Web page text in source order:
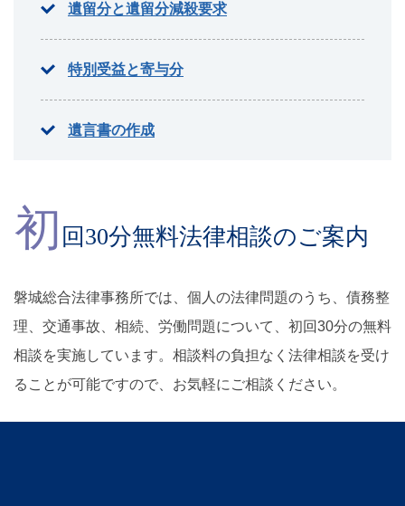
遺留分と遺留分減殺要求
特別受益と寄与分
遺言書の作成
初 回30分無料法律相談のご案内
磐城総合法律事務所では、個人の法律問題のうち、債務整
理、交通事故、相続、労働問題について、初回30分の無料
相談を実施しています。相談料の負担なく法律相談を受け
ることが可能ですので、お気軽にご相談ください。